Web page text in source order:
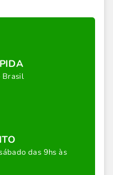
Brasil
das 9hs às